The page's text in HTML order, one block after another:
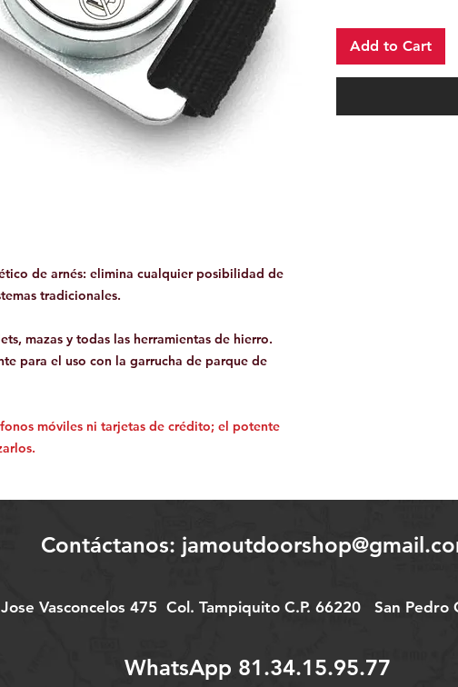
de arnés: elimina cualquier posibilidad de
tradicionales.
mazas y todas las herramientas de hierro.
para el uso con la garrucha de parque de
móviles ni tarjetas de crédito; el potente
Add to Cart
Contáctanos:
Vasconcelos 475 Col. Tampiquito C.P. 66220 San Pedro
WhatsApp 81.34.15.95.77